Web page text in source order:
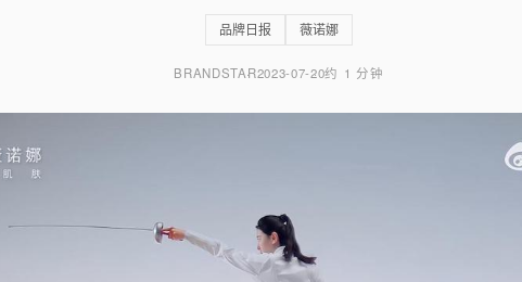
品牌日报 薇诺娜
BRANDSTAR2023-07-20约 1 分钟